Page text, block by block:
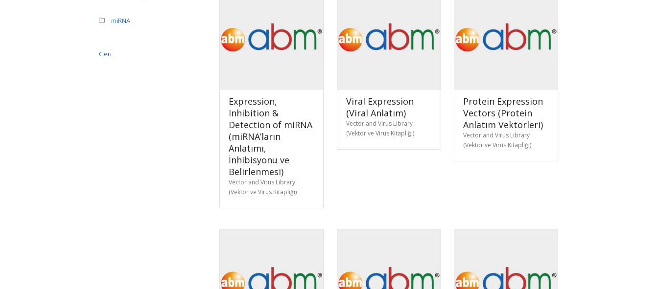
Expression,
Inhibition &
Detection of miRNA
(miRNA’ların
Anlatımı,
İnhibisyonu ve
Belirlenmesi)
Vector and Virus Library
(Vektör ve Virüs Kitaplığı)
Viral Expression
(Viral Anlatım)
Vector and Virus Library
(Vektör ve Virüs Kitaplığı)
Protein Expression
Vectors (Protein
Anlatım Vektörleri)
Vector and Virus Library
(Vektör ve Virüs Kitaplığı)
miRNA
Geri